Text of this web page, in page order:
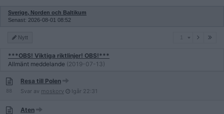
Sverige, Norden och Baltikum
Senast: 2026-08-01 08:52
Nytt
***OBS! Viktiga riktlinjer! OBS!***
Allmänt meddelande (2019-07-13)
88
Resa till Polen
Svar av moskorv Igår 22:31
Aten